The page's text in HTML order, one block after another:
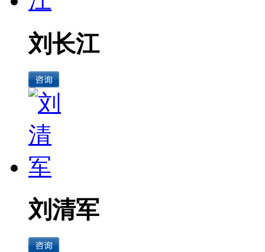
刘长江
刘清军